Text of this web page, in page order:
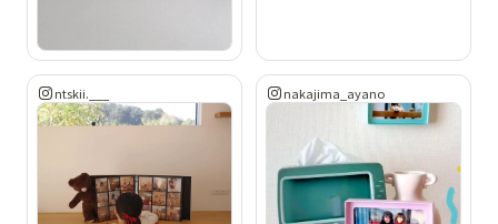
ntskii.___ nakajima_ayano